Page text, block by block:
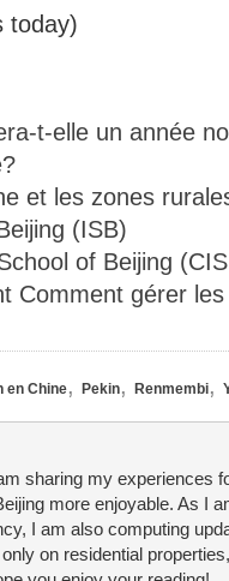
today)
t-elle un année
et les zones
(ISB)
of Beijing
Comment gérer
en Chine, Pekin, Renmembi,
sharing my experiences
more enjoyable. As I
I am also computing
on residential